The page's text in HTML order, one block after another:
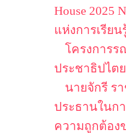
House 2025
แห่งการเรีย
โครงการร
ประชาธิปไต
นายจักรี ร
ประธานในก
ความถูกต้อง